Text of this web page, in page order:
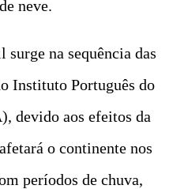
neve.
na sequência das
Instituto Português do
devido aos efeitos da
o continente nos
períodos de chuva,